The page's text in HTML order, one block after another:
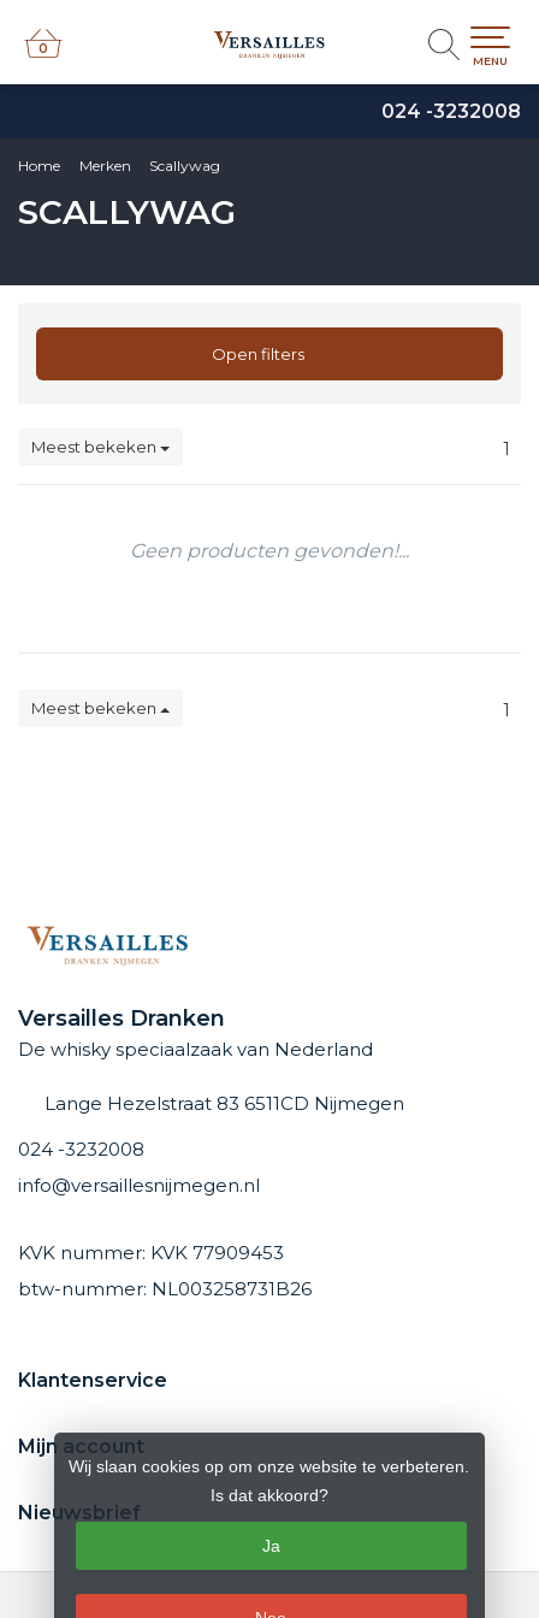
024 -3232008
0
0
MENU
Home Merken Scallywag
SCALLYWAG
Open filters
Meest bekeken 1
Geen producten gevonden!...
Meest bekeken 1
Versailles Dranken
De whisky speciaalzaak van Nederland
Lange Hezelstraat 83 6511CD Nijmegen
024 -3232008
info@versaillesnijmegen.nl
KVK nummer: KVK 77909453
btw-nummer: NL003258731B26
Klantenservice
Mijn account
Nieuwsbrief
Wij slaan cookies op om onze website te verbeteren.
Is dat akkoord?
Ja